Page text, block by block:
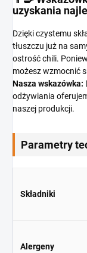
uzyskania
Dzięki czystemu
tłuszczu już na
ostrość chili.
możesz wzmocnić
Nasza wskazówka:
odżywiania
naszej produkcji.
Parametry
Składniki
Alergeny